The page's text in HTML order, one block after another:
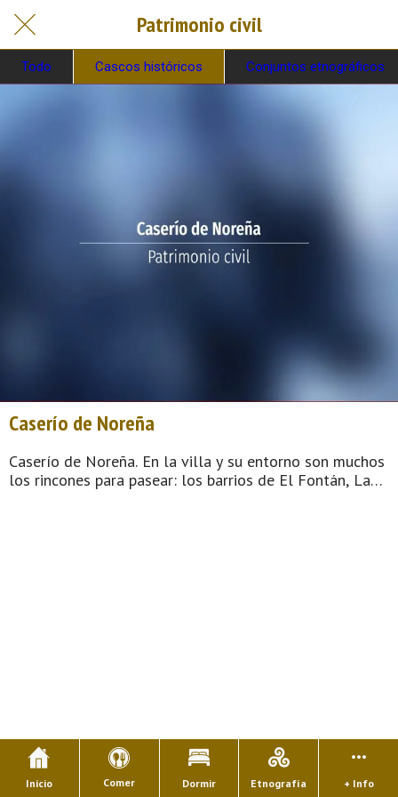
Patrimonio civil
Todo Cascos históricos Conjuntos etnográficos
Caserío de Noreña
Caserío de Noreña. En la villa y su entorno son muchos
los rincones para pasear: los barrios de El Fontán, La
Inicio Comer Dormir Etnografía + Info